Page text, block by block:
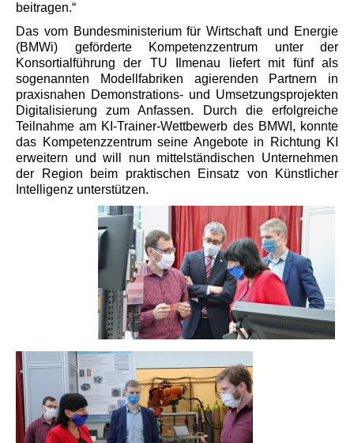
beitragen.“
Das vom Bundesministerium für Wirtschaft und Energie
(BMWi) geförderte Kompetenzzentrum unter der
Konsortialführung der TU Ilmenau liefert mit fünf als
sogenannten Modellfabriken agierenden Partnern in
praxisnahen Demonstrations- und Umsetzungsprojekten
Digitalisierung zum Anfassen. Durch die erfolgreiche
Teilnahme am KI-Trainer-Wettbewerb des BMWI, konnte
das Kompetenzzentrum seine Angebote in Richtung KI
erweitern und will nun mittelständischen Unternehmen
der Region beim praktischen Einsatz von Künstlicher
Intelligenz unterstützen.